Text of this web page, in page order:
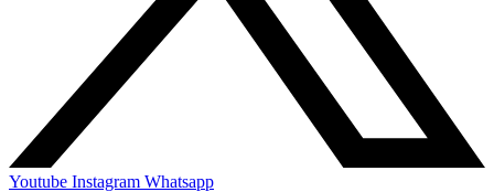
Youtube Instagram Whatsapp